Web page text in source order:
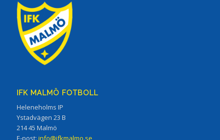
IFK MALMÖ FOTBOLL
Heleneholms IP
Ystadvägen 23 B
214 45 Malmö
E-post: info@ifkmalmo.se